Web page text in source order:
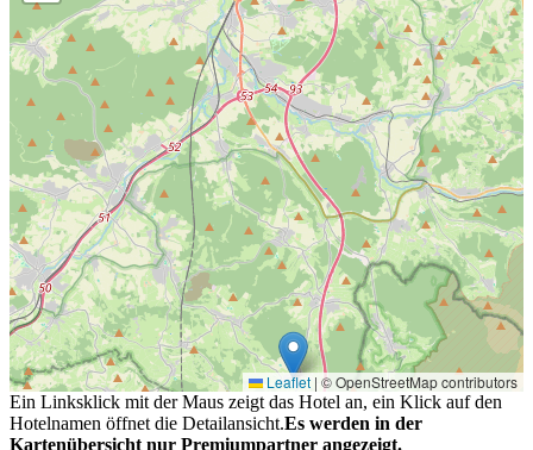
Leaflet | © OpenStreetMap contributors
Ein Linksklick mit der Maus zeigt das Hotel an, ein Klick auf den
Hotelnamen öffnet die Detailansicht.Es werden in der
Kartenübersicht nur Premiumpartner angezeigt.